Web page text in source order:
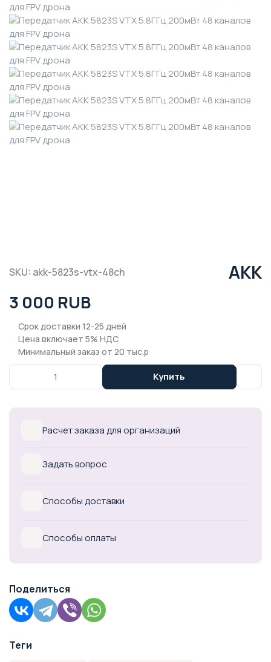
SKU: akk-5823s-vtx-48ch AKK
3 000 RUB
Срок доставки 12-25 дней
Цена включает 5% НДС
Минимальный заказ от 20 тыс.р
Купить
Расчет заказа для организаций
Задать вопрос
Способы доставки
Способы оплаты
Поделиться
Теги